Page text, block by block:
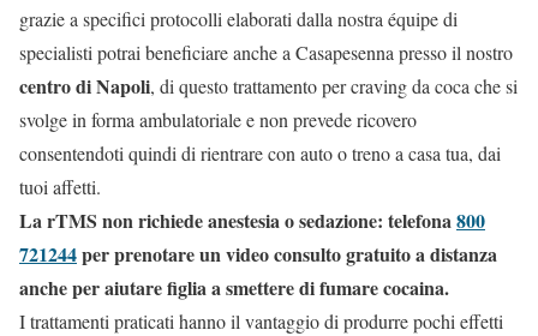
grazie a specifici protocolli elaborati dalla nostra équipe di
specialisti potrai beneficiare anche a Casapesenna presso il nostro
centro di Napoli, di questo trattamento per craving da coca che si
svolge in forma ambulatoriale e non prevede ricovero
consentendoti quindi di rientrare con auto o treno a casa tua, dai
tuoi affetti.
La rTMS non richiede anestesia o sedazione: telefona800
721244per prenotare un video consulto gratuito a distanza
anche per aiutare figlia a smettere di fumare cocaina.
I trattamenti praticati hanno il vantaggio di produrre pochi effetti